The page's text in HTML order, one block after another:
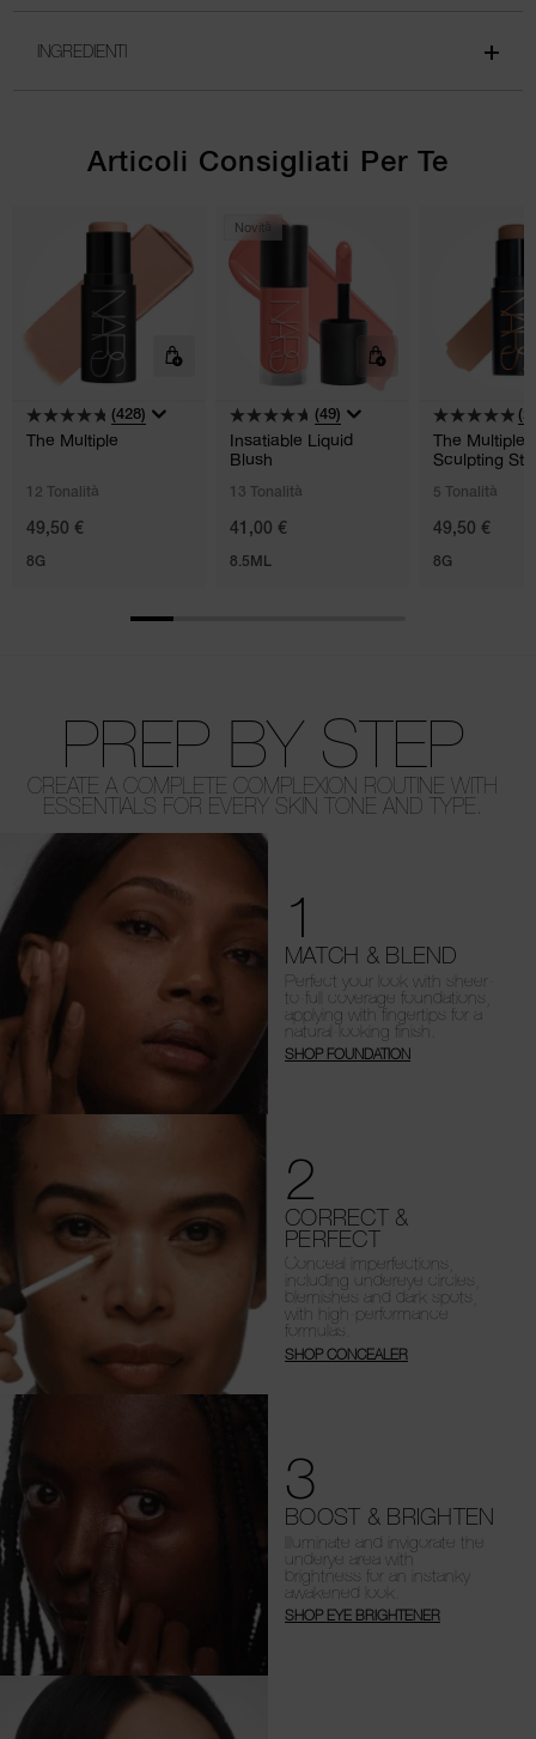
INGREDIENTI
Articoli Consigliati Per Te
(428)
The Multiple
12 Tonalità
49,50 €
8G
Novità
(49)
Insatiable Liquid
Blush
13 Tonalità
41,00 €
8.5ML
The Multiple
Sculpting
5 Tonalità
49,50 €
8G
PREP BY STEP
CREATE A COMPLETE COMPLEXION ROUTINE WITH
ESSENTIALS FOR EVERY SKIN TONE AND TYPE.
1
MATCH & BLEND
Perfect your look with sheer-
to-full coverage foundations,
applying with fingertips for a
natural-looking finish.
SHOP FOUNDATION
2
CORRECT &
PERFECT
Conceal imperfections,
including undereye circles,
blemishes and dark spots,
with high-performance
formulas.
SHOP CONCEALER
3
BOOST & BRIGHTEN
Illuminate and invigorate the
underye area with
brightness for an instanky
awakened look.
SHOP EYE BRIGHTENER